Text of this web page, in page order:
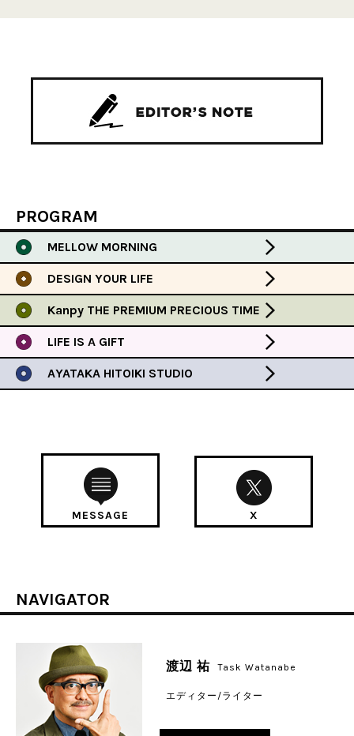
PROGRAM
MELLOW MORNING
DESIGN YOUR LIFE
Kanpy THE PREMIUM PRECIOUS TIME
LIFE IS A GIFT
AYATAKA HITOIKI STUDIO
MESSAGE X
NAVIGATOR
渡辺 祐 Task Watanabe
エディター/ライター